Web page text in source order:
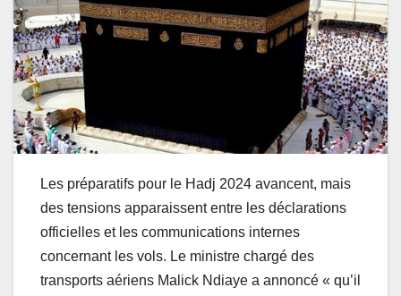
Les préparatifs pour le Hadj 2024 avancent, mais
des tensions apparaissent entre les déclarations
officielles et les communications internes
concernant les vols. Le ministre chargé des
transports aériens Malick Ndiaye a annoncé « qu’il